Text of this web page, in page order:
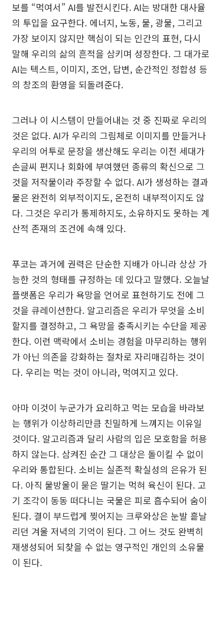
보를 “먹여서” AI를 발전시킨다. AI는 방대한 대사율
의 투입을 요구한다. 에너지, 노동, 물, 광물, 그리고
가장 보이지 않지만 핵심이 되는 인간의 표현, 다시
말해 우리의 삶의 흔적을 삼키며 성장한다. 그 대가로
AI는 텍스트, 이미지, 조언, 답변, 순간적인 정합성 등
의 창조의 환영을 되돌려준다.
그러나 이 시스템이 만들어내는 것 중 진짜로 우리의
것은 없다. AI가 우리의 그림체로 이미지를 만들거나
우리의 어투로 문장을 생산해도 우리는 이전 세대가
손글씨 편지나 회화에 부여했던 종류의 확신으로 그
것을 저작물이라 주장할 수 없다. AI가 생성하는 결과
물은 완전히 외부적이지도, 온전히 내부적이지도 않
다. 그것은 우리가 통제하지도, 소유하지도 못하는 계
산적 존재의 조건에 속해 있다.
푸코는 과거에 권력은 단순한 지배가 아니라 상상 가
능한 것의 형태를 규정하는 데 있다고 말했다. 오늘날
플랫폼은 우리가 욕망을 언어로 표현하기도 전에 그
것을 큐레이션한다. 알고리즘은 우리가 무엇을 소비
할지를 결정하고, 그 욕망을 충족시키는 수단을 제공
한다. 이런 맥락에서 소비는 경험을 마무리하는 행위
가 아닌 의존을 강화하는 절차로 자리매김하는 것이
다. 우리는 먹는 것이 아니라, 먹여지고 있다.
아마 이것이 누군가가 요리하고 먹는 모습을 바라보
는 행위가 이상하리만큼 친밀하게 느껴지는 이유일
것이다. 알고리즘과 달리 사람의 입은 모호함을 허용
하지 않는다. 삼켜진 순간 그 대상은 돌이킬 수 없이
우리와 통합된다. 소비는 실존적 확실성의 은유가 된
다. 아직 물방울이 묻은 딸기는 먹혀 육신이 된다. 고
기 조각이 동동 떠다니는 국물은 피로 흡수되어 숨이
된다. 결이 부드럽게 찢어지는 크루와상은 눈발 흩날
리던 겨울 저녁의 기억이 된다. 그 어느 것도 완벽히
재생성되어 되찾을 수 없는 영구적인 개인의 소유물
이 된다.